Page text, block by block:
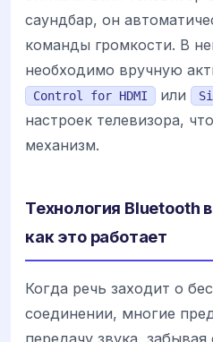
саундбар, он
команды громкости. В
необходимо вручную
Control for HDMI или
настроек телевизора,
механизм.
Технология Bluetooth
как это работает
Когда речь заходит о
соединении, многие
передачу звука, забывая